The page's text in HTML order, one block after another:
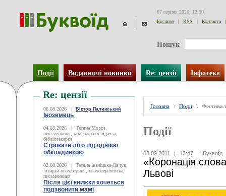
07 серпня 2026, 12:50
Експорт
| RSS | Контакти |
Пошук
Події Видавничі новинки Re: цензії Інфотека
Re: цензії
06.08.2026 | Віктор Палинський
Іноземець
04.08.2026 |
Тетяна Мороз,
письменниця, книжкова оглядачка,
бібліотекарка
Строкате літо під однією
обкладинкою
02.08.2026 |
Тетяна Іваніцька-Дячун
лікарка-психіатриня, психотерапевтка,
письменниця
Після цієї книжки хочеться
подзвонити мамі
Головна \ Події \
Події
08.09.2011 | 13:47 | Буквоїд
«Коронація
Львові